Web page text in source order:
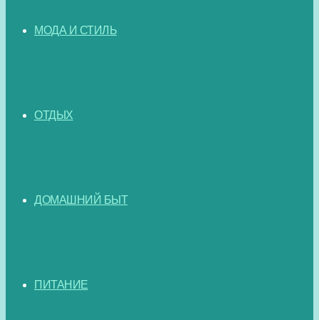
МОДА И СТИЛЬ
ОТДЫХ
ДОМАШНИЙ БЫТ
ПИТАНИЕ